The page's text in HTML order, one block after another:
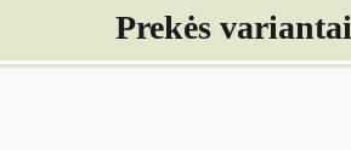
Prekės variantai